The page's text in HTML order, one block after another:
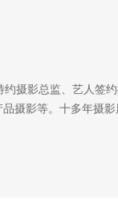
摄影总监、艺人签约
摄影等。十多年摄